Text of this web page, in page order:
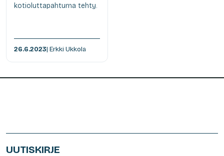
kotioluttapahtuma tehty.
26.6.2023| Erkki Ukkola
UUTISKIRJE